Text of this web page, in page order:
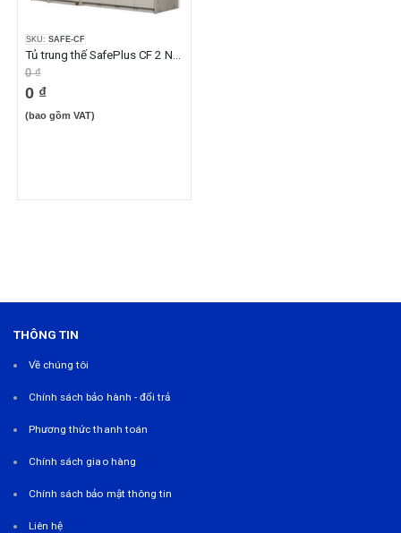
SKU: SAFE-CF
0 ₫
0 ₫
(bao gồm VAT)
THÔNG TIN
Về chúng tôi
Chính sách bảo hành - đổi trả
Phương thức thanh toán
Chính sách giao hàng
Chính sách bảo mật thông tin
Liên hệ